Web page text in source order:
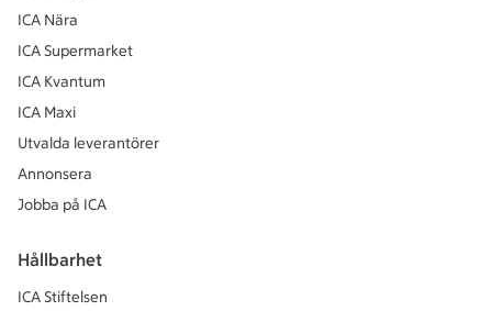
ICA Nära
ICA Supermarket
ICA Kvantum
ICA Maxi
Utvalda leverantörer
Annonsera
Jobba på ICA
Hållbarhet
ICA Stiftelsen